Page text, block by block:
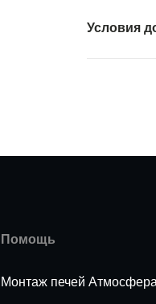
Условия
Помощь
Монтаж печей Атмосфера